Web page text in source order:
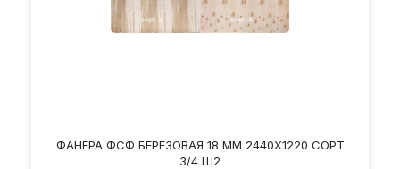
ФАНЕРА ФСФ БЕРЕЗОВАЯ 18 ММ 2440Х1220 СОРТ
3/4 Ш2